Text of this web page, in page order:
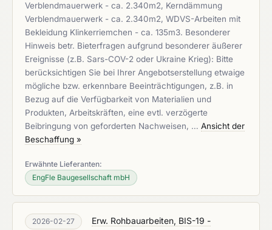
Verblendmauerwerk - ca. 2.340m2, Kerndämmung
Verblendmauerwerk - ca. 2.340m2, WDVS-Arbeiten mit
Bekleidung Klinkerriemchen - ca. 135m3. Besonderer
Hinweis betr. Bieterfragen aufgrund besonderer äußerer
Ereignisse (z.B. Sars-COV-2 oder Ukraine Krieg): Bitte
berücksichtigen Sie bei Ihrer Angebotserstellung etwaige
mögliche bzw. erkennbare Beeinträchtigungen, z.B. in
Bezug auf die Verfügbarkeit von Materialien und
Produkten, Arbeitskräften, eine evtl. verzögerte
Beibringung von geforderten Nachweisen, … Ansicht der
Beschaffung »
Erwähnte Lieferanten:
EngFle Baugesellschaft mbH
2026-02-27 Erw. Rohbauarbeiten, BIS-19 -